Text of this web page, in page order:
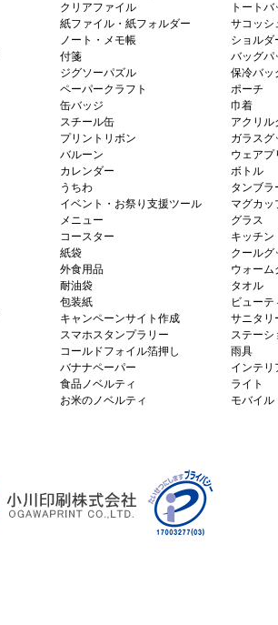
クリアファイル
紙ファイル・紙フォルダー
ノート・メモ帳
付箋
ジグソーパズル
ペーパークラフト
缶バッジ
スチール缶
プリントリボン
バルーン
カレンダー
うちわ
イベント・お祭り支援ツール
メニュー
コースター
紙袋
外食用品
耐油袋
包装紙
キャンペーンサイト作成
スマホスタンプラリー
コールドフォイル箔押し
バナナペーパー
食品ノベルティ
お米のノベルティ
トートバ
サコッシ
ショルダ
バッグパ
保冷バッ
ポーチ
巾着
アクリル
ガラスグ
ウェアプ
ボトル
タンブラ
マグカッ
グラス
キッチン
クールグ
ウォーム
タオル
ビューテ
サニタリ
ステーシ
雨具
インテリ
ライト
モバイル